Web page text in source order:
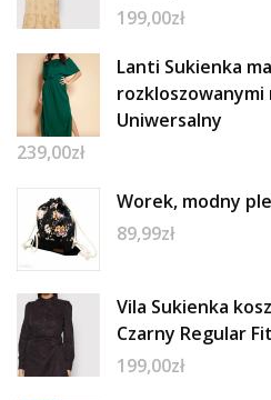
199,00zł
Lanti Sukienka
Uniwersalny
239,00zł
Worek, modny
89,99zł
Vila Sukienka
Czarny Regular Fit
199,00zł